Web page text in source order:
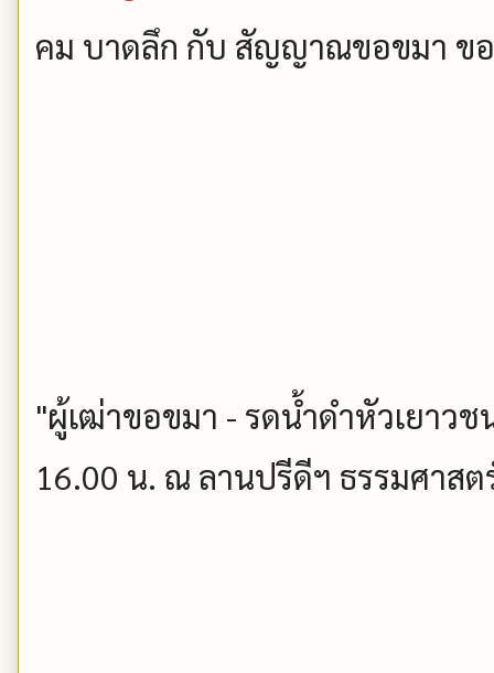
คม บาดลึก กับ สัญญาณขอขมา ข
"ผู้เฒ่าขอขมา - รดน้ำดำหัวเยาวช
16.00 น. ณ ลานปรีดีฯ ธรรมศาส